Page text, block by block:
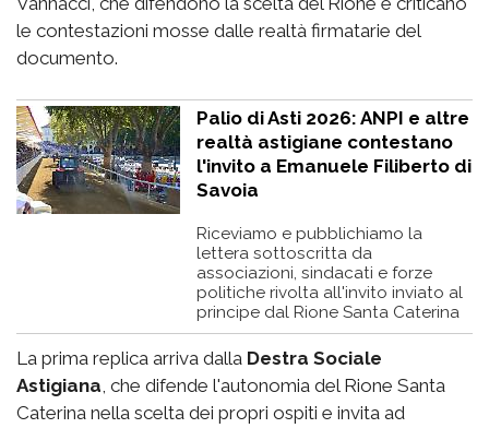
le contestazioni mosse dalle realtà firmatarie del
documento.
Palio di Asti 2026: ANPI e altre
realtà astigiane contestano
l'invito a Emanuele Filiberto di
Savoia
Riceviamo e pubblichiamo la
lettera sottoscritta da
associazioni, sindacati e forze
politiche rivolta all'invito inviato al
principe dal Rione Santa Caterina
La prima replica arriva dalla Destra Sociale
Astigiana, che difende l'autonomia del Rione Santa
Caterina nella scelta dei propri ospiti e invita ad